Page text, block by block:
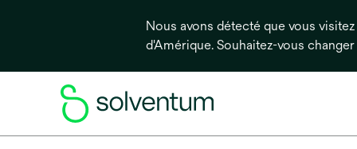
Nous avons détecté que vous
d'Amérique. Souhaitez-vous